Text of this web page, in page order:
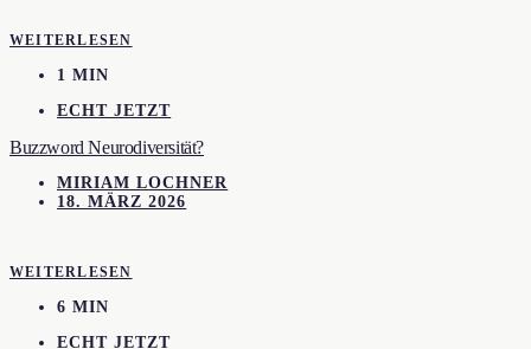
WEITERLESEN
1 MIN
ECHT JETZT
Buzzword Neurodiversität?
MIRIAM LOCHNER
18. MÄRZ 2026
WEITERLESEN
6 MIN
ECHT JETZT